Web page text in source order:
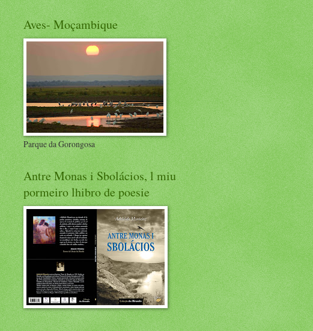
Aves- Moçambique
Parque da Gorongosa
Antre Monas i Sbolácios, l miu
pormeiro lhibro de poesie